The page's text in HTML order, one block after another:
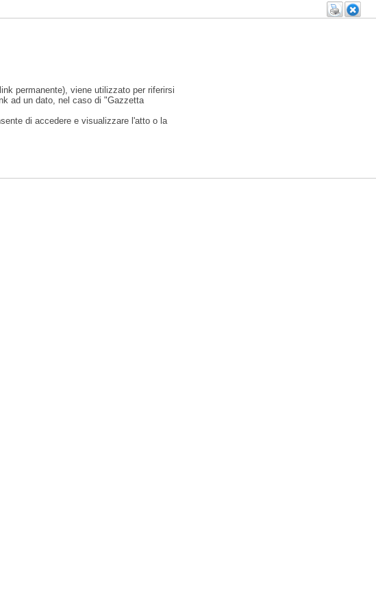
permanente), viene utilizzato per riferirsi
ad un dato, nel caso di "Gazzetta
di accedere e visualizzare l'atto o la